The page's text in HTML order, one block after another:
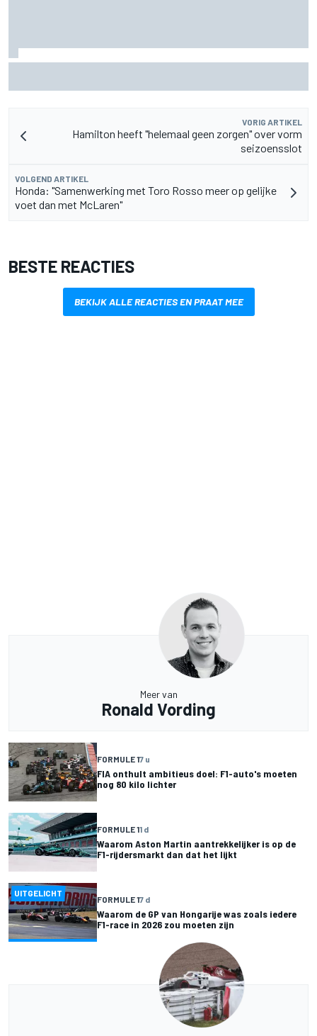
VORIG ARTIKEL
Hamilton heeft "helemaal geen zorgen" over vorm
seizoensslot
VOLGEND ARTIKEL
Honda: "Samenwerking met Toro Rosso meer op gelijke
voet dan met McLaren"
BESTE REACTIES
BEKIJK ALLE REACTIES EN PRAAT MEE
Meer van
Ronald Vording
FORMULE 17 u
FIA onthult ambitieus doel: F1-auto's moeten
nog 80 kilo lichter
FORMULE 11 d
Waarom Aston Martin aantrekkelijker is op de
F1-rijdersmarkt dan dat het lijkt
UITGELICHT
FORMULE 17 d
Waarom de GP van Hongarije was zoals iedere
F1-race in 2026 zou moeten zijn